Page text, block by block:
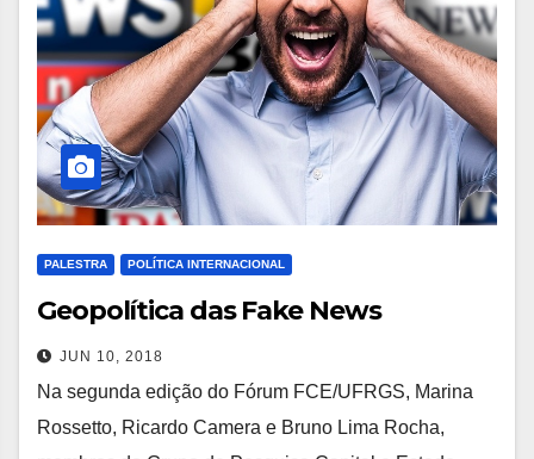
PALESTRA POLÍTICA INTERNACIONAL
Geopolítica das Fake News
JUN 10, 2018
Na segunda edição do Fórum FCE/UFRGS, Marina
Rossetto, Ricardo Camera e Bruno Lima Rocha,